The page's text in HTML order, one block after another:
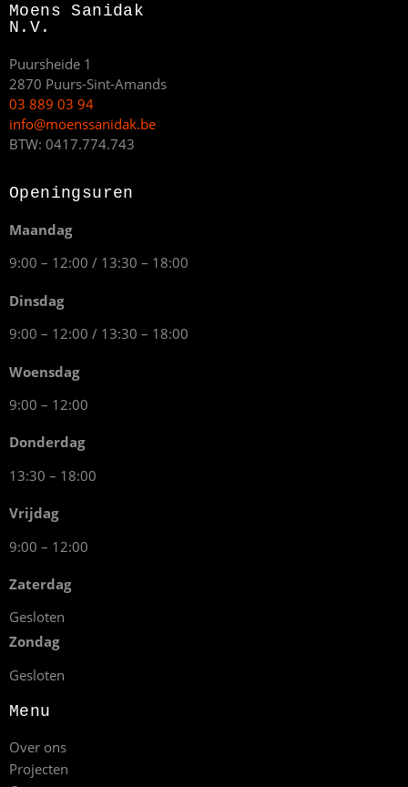
Moens Sanidak
N.V.
Puursheide 1
2870 Puurs-Sint-Amands
03 889 03 94
info@moenssanidak.be
BTW: 0417.774.743
Openingsuren
Maandag
9:00 – 12:00 / 13:30 – 18:00
Dinsdag
9:00 – 12:00 / 13:30 – 18:00
Woensdag
9:00 – 12:00
Donderdag
13:30 – 18:00
Vrijdag
9:00 – 12:00
Zaterdag
Gesloten
Zondag
Gesloten
Menu
Over ons
Projecten